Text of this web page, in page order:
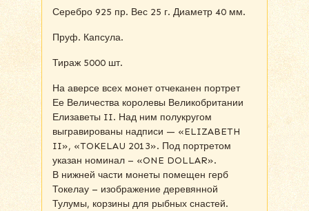
Серебро 925 пр. Вес 25 г. Диаметр 40 мм.
Пруф. Капсула.
Тираж 5000 шт.
На аверсе всех монет отчеканен портрет
Ее Величества королевы Великобритании
Елизаветы II. Над ним полукругом
выгравированы надписи — «ELIZABETH
II», «TOKELAU 2013». Под портретом
указан номинал – «ONE DOLLAR».
В нижней части монеты помещен герб
Токелау – изображение деревянной
Тулумы, корзины для рыбных снастей.